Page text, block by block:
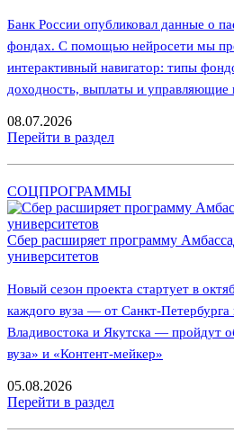
Банк России опубликовал данные о
фондах. С помощью нейросети мы
интерактивный навигатор: типы
доходность, выплаты и
08.07.2026
Перейти в раздел
СОЦПРОГРАММЫ
Сбер расширяет программу
университетов
Новый сезон проекта стартует в
каждого вуза — от Санкт-Петербурга
Владивостока и Якутска — пройдут
вуза» и «Контент-мейкер»
05.08.2026
Перейти в раздел